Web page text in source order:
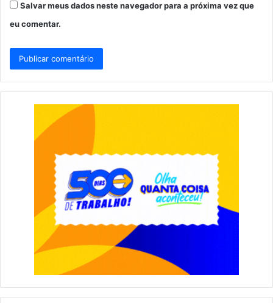
Salvar meus dados neste navegador para a próxima vez que
eu comentar.